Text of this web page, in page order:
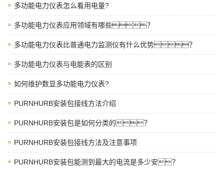
多功能电力仪表怎么看用电量?
多功能电力仪表应用领域有哪些？
多功能电力仪表比普通电力监测仪有什么优势？
多功能电力仪表与电能表的区别
如何维护数显多功能电力仪表?
PURNHURB安装包接线方法介绍
PURNHURB安装包是如何分类的？
PURNHURB安装包接线方法及注意事项
PURNHURB安装包能测到最大的电流是多少安？